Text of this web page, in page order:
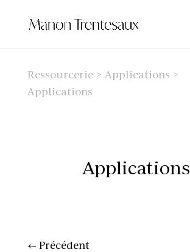
Ressourcerie > Applications >
Applications
Applications
← Précédent